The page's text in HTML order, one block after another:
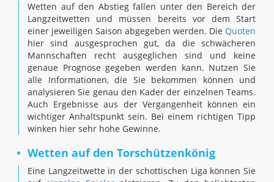
Wetten auf den Abstieg fallen unter den Bereich der
Langzeitwetten und müssen bereits vor dem Start
einer jeweiligen Saison abgegeben werden. Die Quoten
hier sind ausgesprochen gut, da die schwächeren
Mannschaften recht ausgeglichen sind und keine
genaue Prognose gegeben werden kann. Nutzen Sie
alle Informationen, die Sie bekommen können und
analysieren Sie genau den Kader der einzelnen Teams.
Auch Ergebnisse aus der Vergangenheit können ein
wichtiger Anhaltspunkt sein. Bei einem richtigen Tipp
winken hier sehr hohe Gewinne.
Wetten auf den Torschützenkönig
Eine Langzeitwette in der schottischen Liga können Sie